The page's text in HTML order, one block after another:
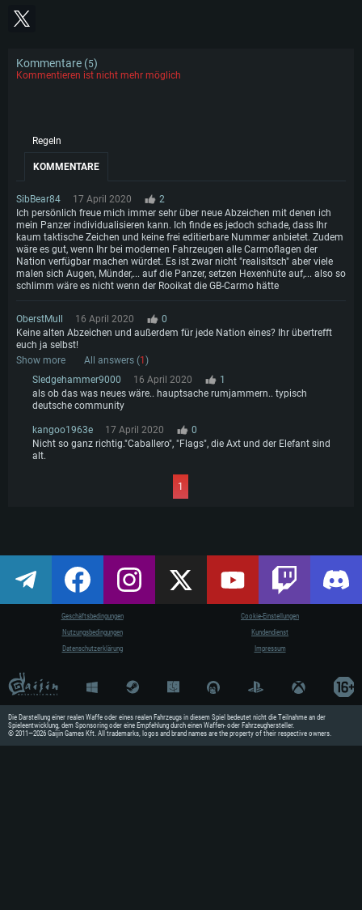
Kommentare (5)
Kommentieren ist nicht mehr möglich
Regeln
KOMMENTARE
SibBear84 17 April 2020
2
Ich persönlich freue mich immer sehr über neue Abzeichen mit denen ich
mein Panzer individualisieren kann. Ich finde es jedoch schade, dass Ihr
kaum taktische Zeichen und keine frei editierbare Nummer anbietet. Zudem
wäre es gut, wenn Ihr bei modernen Fahrzeugen alle Carmoflagen der
Nation verfügbar machen würdet. Es ist zwar nicht "realisitsch" aber viele
malen sich Augen, Münder,... auf die Panzer, setzen Hexenhüte auf,... also so
schlimm wäre es nicht wenn der Rooikat die GB-Carmo hätte
OberstMull 16 April 2020
0
Keine alten Abzeichen und außerdem für jede Nation eines? Ihr übertrefft
euch ja selbst!
Show more
All answers (1 )
Sledgehammer9000
16 April 2020
1
als ob das was neues wäre.. hauptsache rumjammern.. typisch
deutsche community
kangoo1963e 17 April 2020
0
Nicht so ganz richtig."Caballero", "Flags", die Axt und der Elefant sind
alt.
1
Geschäftsbedingungen
Nutzungsbedingungen
Datenschutzerklärung
Cookie-Einstellungen
Kundendienst
Impressum
Die Darstellung einer realen Waffe oder eines realen Fahrzeugs in diesem Spiel bedeutet nicht die Teilnahme an der
Spieleentwicklung, dem Sponsoring oder eine Empfehlung durch einen Waffen- oder Fahrzeughersteller.
© 2011—2026 Gaijin Games Kft. All trademarks, logos and brand names are the property of their respective owners.